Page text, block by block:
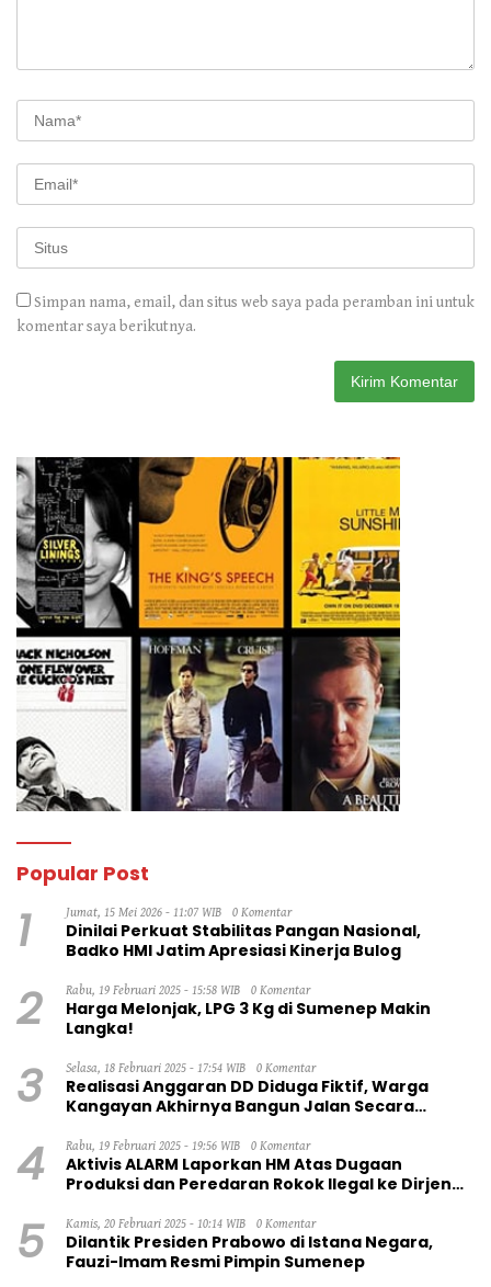
Simpan nama, email, dan situs web saya pada peramban ini untuk
komentar saya berikutnya.
Popular Post
1 Jumat, 15 Mei 2026 - 11:07 WIB 0 Komentar
Dinilai Perkuat Stabilitas Pangan Nasional,
Badko HMI Jatim Apresiasi Kinerja Bulog
2 Rabu, 19 Februari 2025 - 15:58 WIB 0 Komentar
Harga Melonjak, LPG 3 Kg di Sumenep Makin
Langka!
3 Selasa, 18 Februari 2025 - 17:54 WIB 0 Komentar
Realisasi Anggaran DD Diduga Fiktif, Warga
Kangayan Akhirnya Bangun Jalan Secara
4 Rabu, 19 Februari 2025 - 19:56 WIB 0 Komentar
Aktivis ALARM Laporkan HM Atas Dugaan
Produksi dan Peredaran Rokok Ilegal ke Dirjen
5 Kamis, 20 Februari 2025 - 10:14 WIB 0 Komentar
Dilantik Presiden Prabowo di Istana Negara,
Fauzi-Imam Resmi Pimpin Sumenep